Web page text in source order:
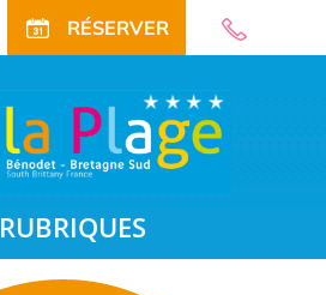
RÉSERVER
RUBRIQUES